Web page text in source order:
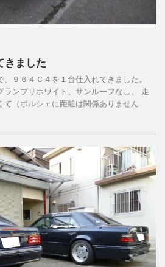
きました
９６４Ｃ４を１台仕入れてきました。
ランプリホワイト、サンルーフなし、 走
て（ポルシェに距離は関係ありません